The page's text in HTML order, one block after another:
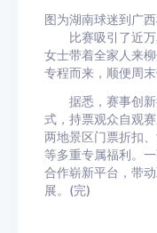
图为湖南球迷到广
比赛吸引了近万
女士带着全家人来
专程而来，顺便周
据悉，赛事创新
式，持票观众自观
两地景区门票折扣
等多重专属福利。
合作崭新平台，带
展。(完)